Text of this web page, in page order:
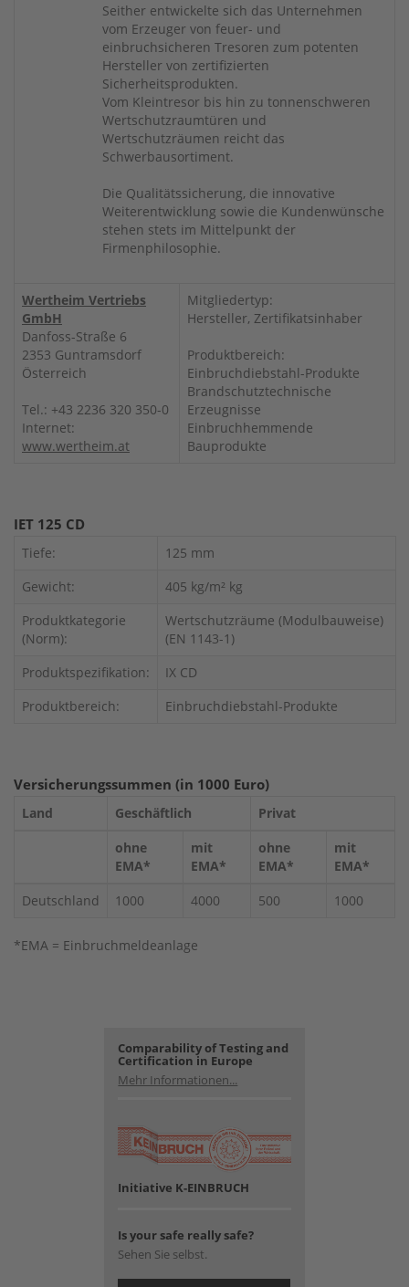
Seither entwickelte sich das Unternehmen
vom Erzeuger von feuer- und
einbruchsicheren Tresoren zum potenten
Hersteller von zertifizierten
Sicherheitsprodukten.
Vom Kleintresor bis hin zu tonnenschweren
Wertschutzraumtüren und
Wertschutzräumen reicht das
Schwerbausortiment.
Die Qualitätssicherung, die innovative
Weiterentwicklung sowie die Kundenwünsche
stehen stets im Mittelpunkt der
Firmenphilosophie.
Wertheim Vertriebs
GmbH
Danfoss-Straße 6
2353 Guntramsdorf
Österreich
Tel.: +43 2236 320 350-0
Internet:
www.wertheim.at
Mitgliedertyp:
Hersteller, Zertifikatsinhaber
Produktbereich:
Einbruchdiebstahl-Produkte
Brandschutztechnische
Erzeugnisse
Einbruchhemmende
Bauprodukte
IET 125 CD
Tiefe:
125 mm
Gewicht:
405 kg/m² kg
Produktkategorie
(Norm):
Wertschutzräume (Modulbauweise)
(EN 1143-1)
Produktspezifikation:
IX CD
Produktbereich:
Einbruchdiebstahl-Produkte
Versicherungssummen (in 1000 Euro)
Land Geschäftlich
Privat
ohne
EMA*
mit
EMA*
ohne
EMA*
mit
EMA*
Deutschland
1000 4000 500 1000
*EMA = Einbruchmeldeanlage
Comparability of Testing and
Certification in Europe
Mehr Informationen...
Initiative K-EINBRUCH
Is your safe really safe?
Sehen Sie selbst.